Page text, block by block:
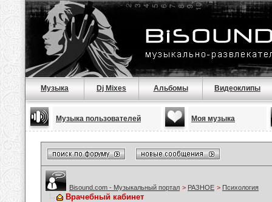
Музыка Dj Mixes Альбомы Видеоклипы
Музыка пользователей Моя музыка
Bisound.com - Музыкальный портал > РАЗНОЕ > Психология
Врачебный кабинет